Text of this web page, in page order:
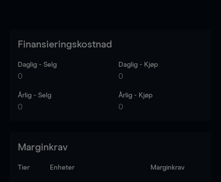
Finansieringskostnad
Daglig - Selg
0
Daglig - Kjøp
0
Årlig - Selg
0
Årlig - Kjøp
0
Marginkrav
Tier Enheter Marginkrav